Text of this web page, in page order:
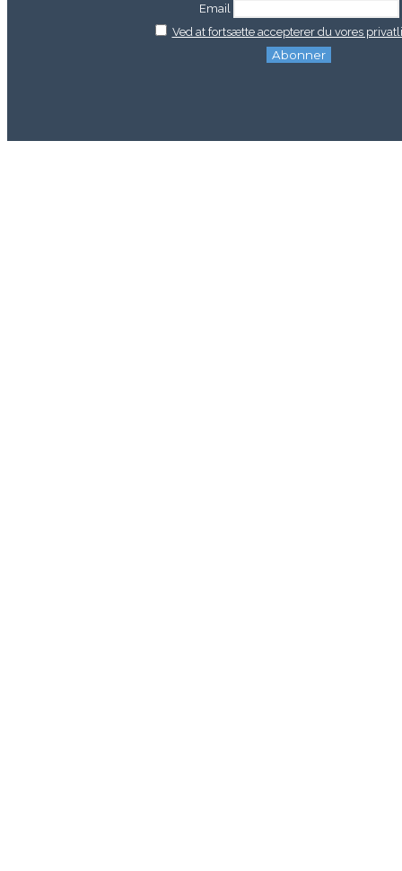
Email
Ved at fortsætte accepterer du vores